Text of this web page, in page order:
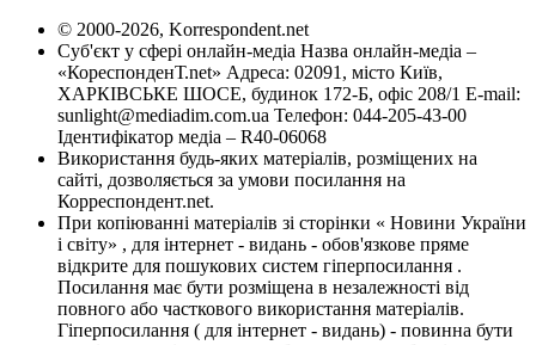
© 2000-2026, Korrespondent.net
Суб'єкт у сфері онлайн-медіа Назва онлайн-медіа –
«КореспонденТ.net» Адреса: 02091, місто Київ,
ХАРКІВСЬКЕ ШОСЕ, будинок 172-Б, офіс 208/1 E-mail:
sunlight@mediadim.com.ua Телефон: 044-205-43-00
Ідентифікатор медіа – R40-06068
Використання будь-яких матеріалів, розміщених на
сайті, дозволяється за умови посилання на
Корреспондент.net.
При копіюванні матеріалів зі сторінки « Новини України
і світу» , для інтернет - видань - обов'язкове пряме
відкрите для пошукових систем гіперпосилання .
Посилання має бути розміщена в незалежності від
повного або часткового використання матеріалів.
Гіперпосилання ( для інтернет - видань) - повинна бути